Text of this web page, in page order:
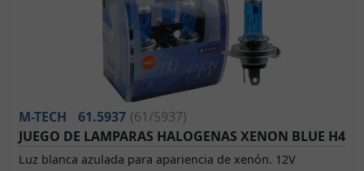
M-TECH 61.5937 (61/5937)
JUEGO DE LAMPARAS HALOGENAS XENON BLUE H4
Luz blanca azulada para apariencia de xenón. 12V